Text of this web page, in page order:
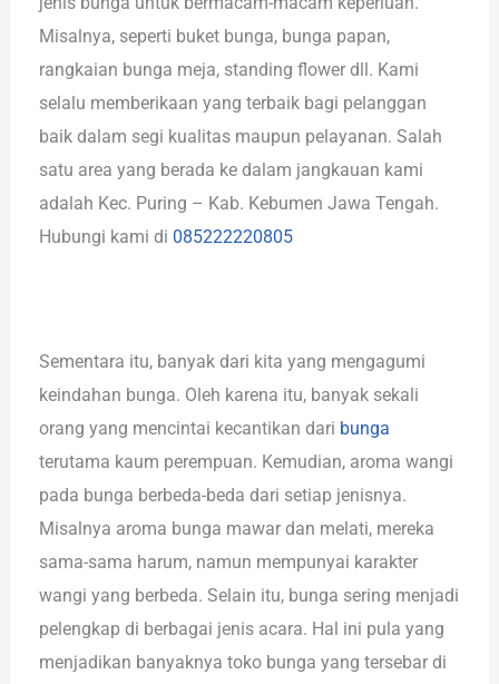
Misalnya, seperti buket bunga, bunga papan,
rangkaian bunga meja, standing flower dll. Kami
selalu memberikaan yang terbaik bagi pelanggan
baik dalam segi kualitas maupun pelayanan. Salah
satu area yang berada ke dalam jangkauan kami
adalah Kec. Puring – Kab. Kebumen Jawa Tengah.
Hubungi kami di 085222220805
Sementara itu, banyak dari kita yang mengagumi
keindahan bunga. Oleh karena itu, banyak sekali
orang yang mencintai kecantikan dari bunga
terutama kaum perempuan. Kemudian, aroma wangi
pada bunga berbeda-beda dari setiap jenisnya.
Misalnya aroma bunga mawar dan melati, mereka
sama-sama harum, namun mempunyai karakter
wangi yang berbeda. Selain itu, bunga sering menjadi
pelengkap di berbagai jenis acara. Hal ini pula yang
menjadikan banyaknya toko bunga yang tersebar di